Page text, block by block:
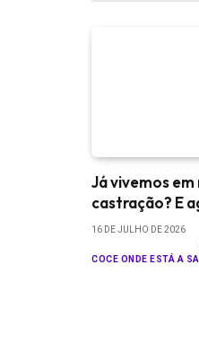
Já vivemos em
castração? E
16 DE JULHO DE 2026
COCE ONDE ESTÁ A